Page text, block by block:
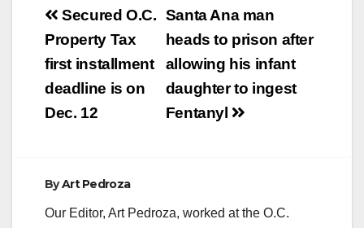
Post
navigation
Santa Ana man
heads to prison after
allowing his infant
daughter to ingest
Fentanyl
Secured O.C.
Property Tax
first installment
deadline is on
Dec. 12
ByArt Pedroza
Our Editor, Art Pedroza, worked at the O.C.